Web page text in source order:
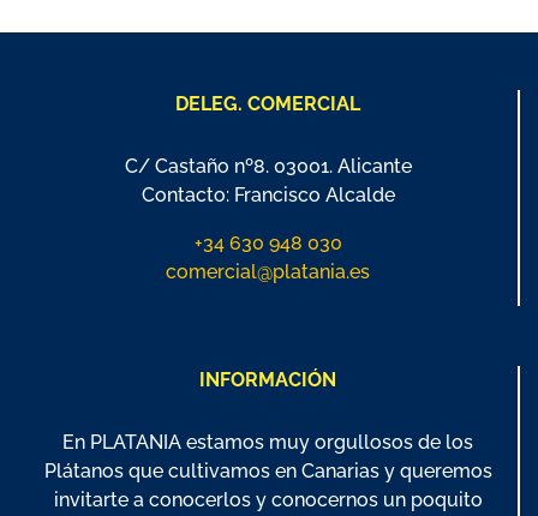
DELEG. COMERCIAL
C/ Castaño nº8. 03001. Alicante
Contacto: Francisco Alcalde
+34 630 948 030
comercial@platania.es
INFORMACIÓN
En PLATANIA estamos muy orgullosos de los
Plátanos que cultivamos en Canarias y queremos
invitarte a conocerlos y conocernos un poquito